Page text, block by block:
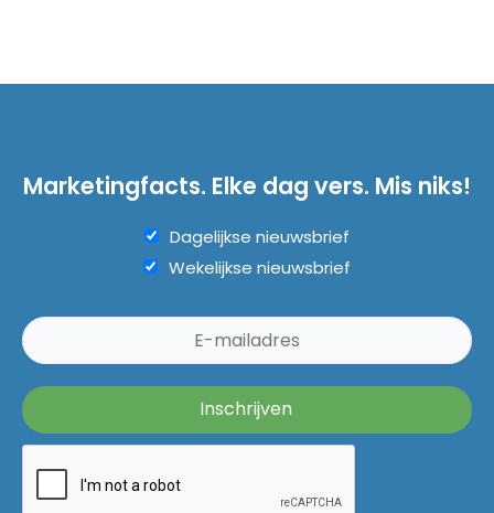
Marketingfacts. Elke dag vers. Mis niks!
Dagelijkse nieuwsbrief
Wekelijkse nieuwsbrief